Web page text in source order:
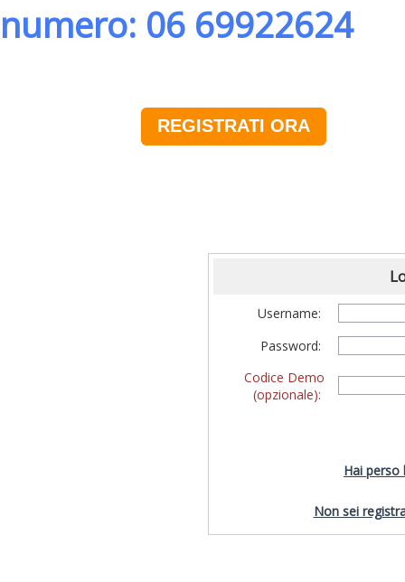
numero: 06 69922624
REGISTRATI ORA
Username:
Password:
Codice Demo
(opzionale):
Hai perso
Non sei